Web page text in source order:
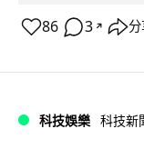
86 3 ↗
科技娛樂 科技新